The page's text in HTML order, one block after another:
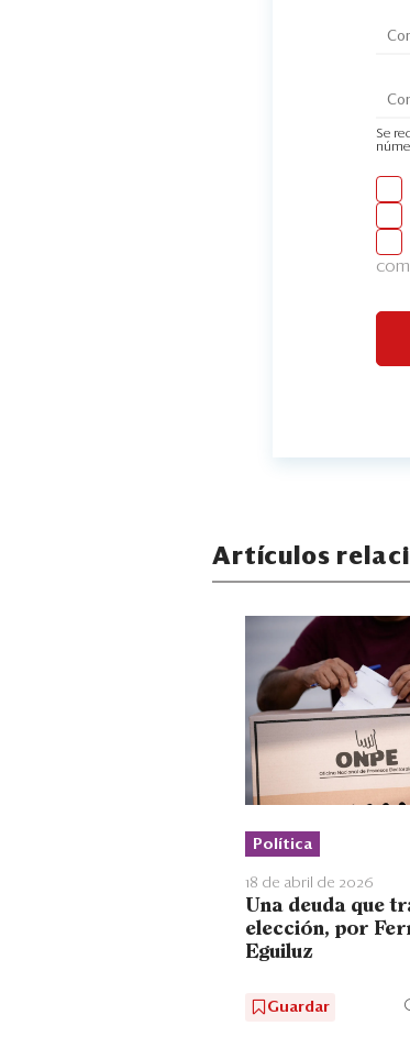
Se
Artículos
Política
18 de abril de 2026
Una deuda que
elección, por
Eguiluz
Guardar